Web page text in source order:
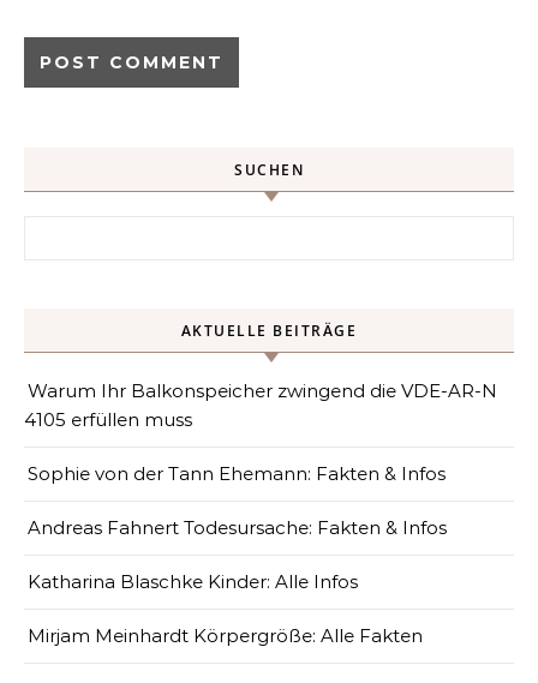
SUCHEN
AKTUELLE BEITRÄGE
Warum Ihr Balkonspeicher zwingend die VDE-AR-N
4105 erfüllen muss
Sophie von der Tann Ehemann: Fakten & Infos
Andreas Fahnert Todesursache: Fakten & Infos
Katharina Blaschke Kinder: Alle Infos
Mirjam Meinhardt Körpergröße: Alle Fakten